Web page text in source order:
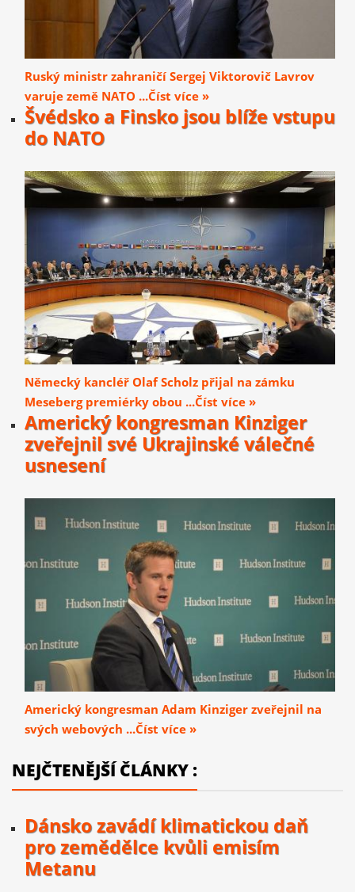
Ruský ministr zahraničí Sergej Viktorovič Lavrov
varuje země NATO ...Číst více »
Švédsko a Finsko jsou blíže vstupu
do NATO
Německý kancléř Olaf Scholz přijal na zámku
Meseberg premiérky obou ...Číst více »
Americký kongresman Kinziger
zveřejnil své Ukrajinské válečné
usnesení
Americký kongresman Adam Kinziger zveřejnil na
svých webových ...Číst více »
NEJČTENĚJŠÍ ČLÁNKY :
Dánsko zavádí klimatickou daň
pro zemědělce kvůli emisím
Metanu